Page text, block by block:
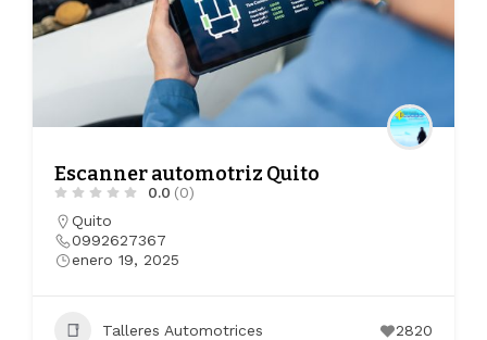
Escanner automotriz Quito
0.0 (0)
Quito
0992627367
enero 19, 2025
Talleres Automotrices 2820